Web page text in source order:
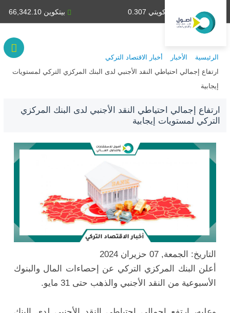
بيتكوين 66,342.10 دينار كويتي 0.307
الرئيسية الأخبار
أخبار الاقتصاد التركي
ارتفاع إجمالي احتياطي النقد الأجنبي لدى البنك المركزي التركي لمستويات
إيجابية
ارتفاع إجمالي احتياطي النقد الأجنبي لدى البنك المركزي
التركي لمستويات إيجابية
التاريخ: الجمعة, 07 حزيران 2024
أعلن البنك المركزي التركي عن إحصاءات المال والبنوك
الأسبوعية من النقد الأجنبي والذهب حتى 31 مايو.